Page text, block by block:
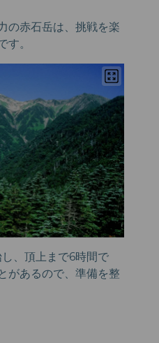
の赤石岳は、挑戦を楽
す。
、頂上まで6時間で
があるので、準備を整